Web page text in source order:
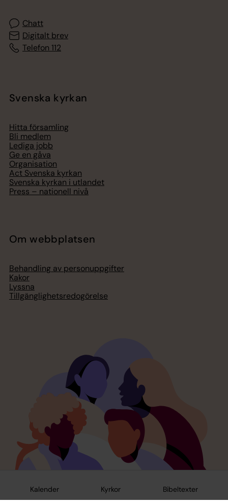
Kalender Kyrkor Bibeltexter
Chatt
Digitalt brev
Telefon 112
Svenska kyrkan
Hitta församling
Bli medlem
Lediga jobb
Ge en gåva
Organisation
Act Svenska kyrkan
Svenska kyrkan i utlandet
Press – nationell nivå
Om webbplatsen
Behandling av personuppgifter
Kakor
Lyssna
Tillgänglighetsredogörelse